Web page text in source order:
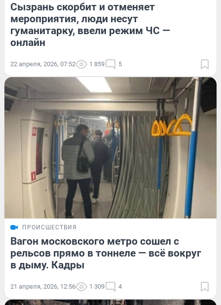
Сызрань скорбит и отменяет
мероприятия, люди несут
гуманитарку, ввели режим ЧС —
онлайн
22 апреля, 2026, 07:52 1 859 5
ПРОИСШЕСТВИЯ
Вагон московского метро сошел с
рельсов прямо в тоннеле — всё вокруг
в дыму. Кадры
21 апреля, 2026, 12:56 1 309 4